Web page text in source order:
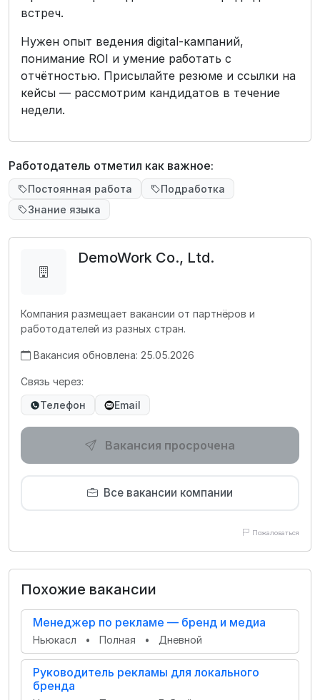
встреч.
Нужен опыт ведения digital-кампаний,
понимание ROI и умение работать с
отчётностью. Присылайте резюме и ссылки на
кейсы — рассмотрим кандидатов в течение
недели.
Работодатель отметил как важное:
Постоянная работа
Подработка
Знание языка
DemoWork Co., Ltd.
Компания размещает вакансии от партнёров и
работодателей из разных стран.
Вакансия обновлена: 25.05.2026
Связь через:
Телефон
Email
Вакансия просрочена
Все вакансии компании
Пожаловаться
Похожие вакансии
Менеджер по рекламе — бренд и медиа
Ньюкасл • Полная • Дневной
Руководитель рекламы для локального
бренда